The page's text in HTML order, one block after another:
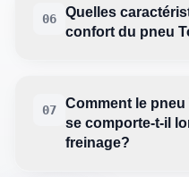
06
Quelles
confort du pneu
07
Comment le pneu
se comporte-t-il
freinage?